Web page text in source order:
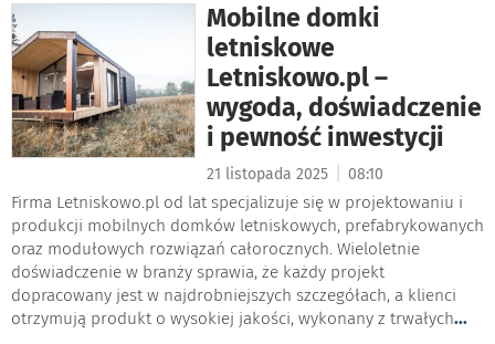
Mobilne domki
letniskowe
Letniskowo.pl –
wygoda, doświadczenie
i pewność inwestycji
21 listopada 2025 08:10
Firma Letniskowo.pl od lat specjalizuje się w projektowaniu i
produkcji mobilnych domków letniskowych, prefabrykowanych
oraz modułowych rozwiązań całorocznych. Wieloletnie
doświadczenie w branży sprawia, że każdy projekt
dopracowany jest w najdrobniejszych szczegółach, a klienci
otrzymują produkt o wysokiej jakości, wykonany z trwałych...